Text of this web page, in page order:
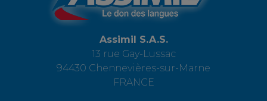
Assimil S.A.S.
13 rue Gay-Lussac
94430 Chennevières-sur-Marne
FRANCE